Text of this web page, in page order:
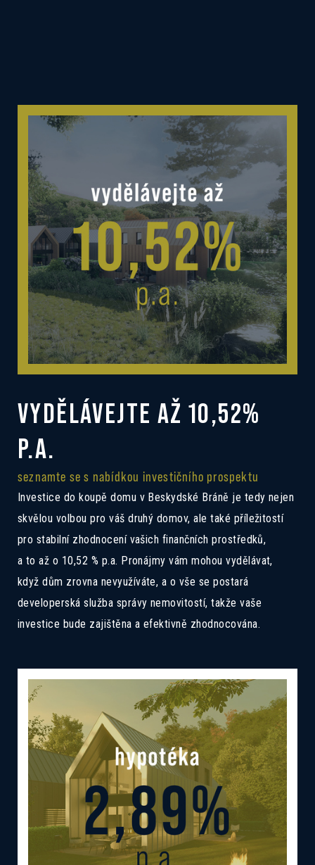
VYDĚLÁVEJTE AŽ 10,52%
P.A.
seznamte se s nabídkou investičního prospektu
Investice do koupě domu v Beskydské Bráně je tedy nejen
skvělou volbou pro váš druhý domov, ale také příležitostí
pro stabilní zhodnocení vašich finančních prostředků,
a to až o 10,52 % p.a. Pronájmy vám mohou vydělávat,
když dům zrovna nevyužíváte, a o vše se postará
developerská služba správy nemovitostí, takže vaše
investice bude zajištěna a efektivně zhodnocována.
Souhlas se zpracováním osobních
Souhlasím se zasíláním informací
osobních údajů